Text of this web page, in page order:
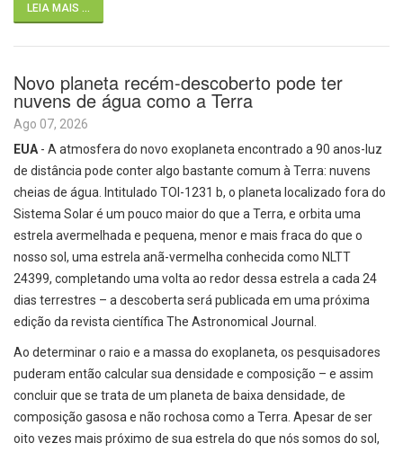
LEIA MAIS ...
Novo planeta recém-descoberto pode ter
nuvens de água como a Terra
Ago 07, 2026
EUA - A atmosfera do novo exoplaneta encontrado a 90 anos-luz
de distância pode conter algo bastante comum à Terra: nuvens
cheias de água. Intitulado TOI-1231 b, o planeta localizado fora do
Sistema Solar é um pouco maior do que a Terra, e orbita uma
estrela avermelhada e pequena, menor e mais fraca do que o
nosso sol, uma estrela anã-vermelha conhecida como NLTT
24399, completando uma volta ao redor dessa estrela a cada 24
dias terrestres – a descoberta será publicada em uma próxima
edição da revista científica The Astronomical Journal.
Ao determinar o raio e a massa do exoplaneta, os pesquisadores
puderam então calcular sua densidade e composição – e assim
concluir que se trata de um planeta de baixa densidade, de
composição gasosa e não rochosa como a Terra. Apesar de ser
oito vezes mais próximo de sua estrela do que nós somos do sol,